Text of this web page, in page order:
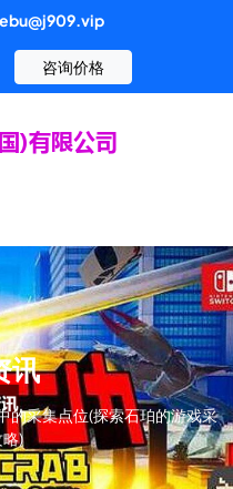
咨询价格
讯
的采集点位(探索石珀的游戏采
)